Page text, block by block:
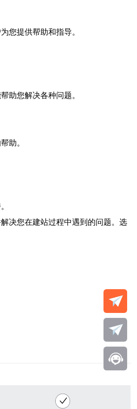
您提供帮助和指导。
助您解决各种问题。
助。
决您在建站过程中遇到的问题。选